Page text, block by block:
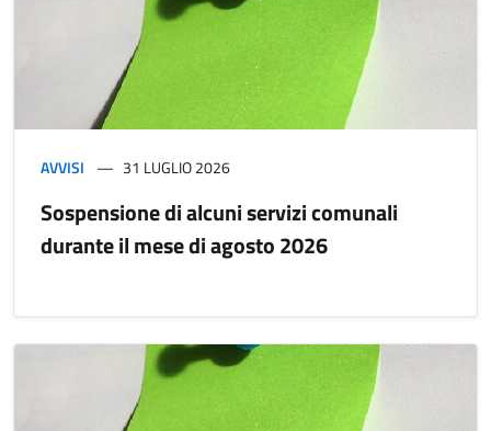
AVVISI 31 LUGLIO 2026
Sospensione di alcuni servizi comunali
durante il mese di agosto 2026